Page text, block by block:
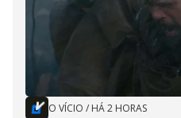
O VÍCIO / HÁ 2 HORAS